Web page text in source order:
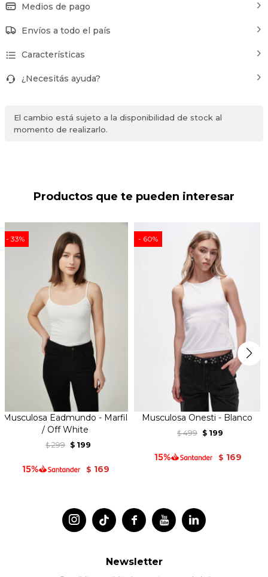
Medios de pago
Envíos a todo el país
Características
¿Necesitás ayuda?
El cambio está sujeto a la disponibilidad de stock al
momento de realizarlo.
Productos que te pueden interesar
33
Musculosa Eadmundo - Marfil
/ Off White
$ 299 $ 199
$ 169
60
Musculosa Onesti - Blanco
$ 499 $ 199
$ 169
 
 
Newsletter